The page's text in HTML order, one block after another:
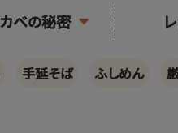
ベの秘密
手延そば ふしめん